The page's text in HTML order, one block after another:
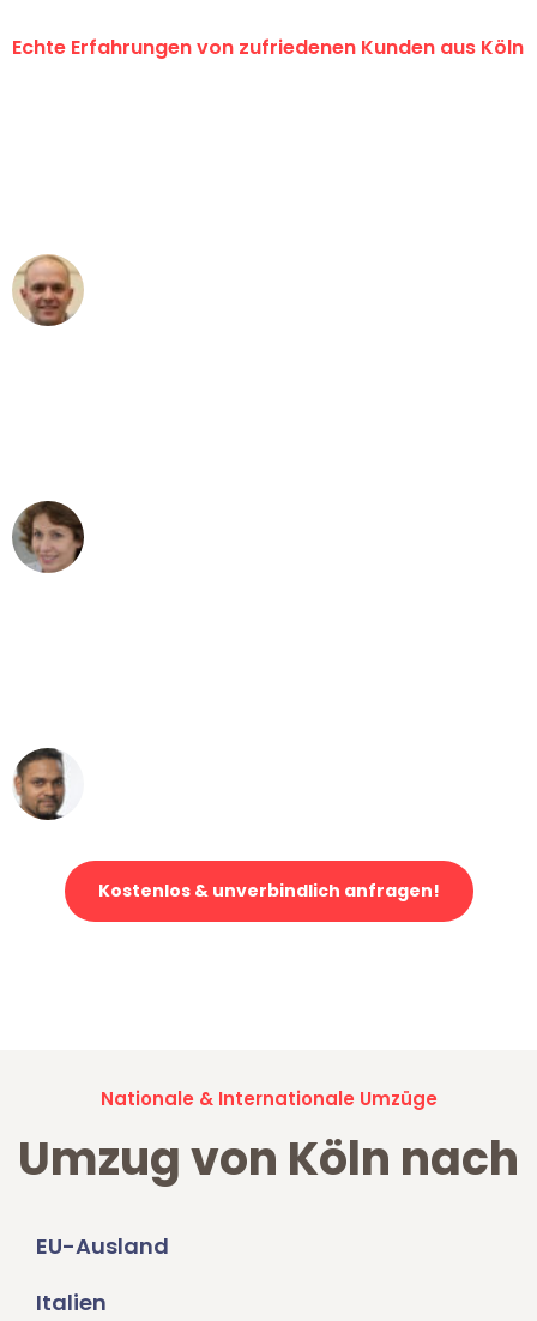
Echte Erfahrungen von zufriedenen Kunden aus Köln
Kostenlos & unverbindlich anfragen!
Nationale & Internationale Umzüge
Umzug von Köln nach
EU-Ausland
Italien